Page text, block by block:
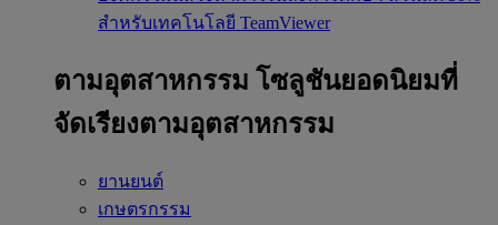
สำหรับเทคโนโลยี TeamViewer
ตามอุตสาหกรรม โซลูชันยอดนิยมที่
จัดเรียงตามอุตสาหกรรม
ยานยนต์
เกษตรกรรม